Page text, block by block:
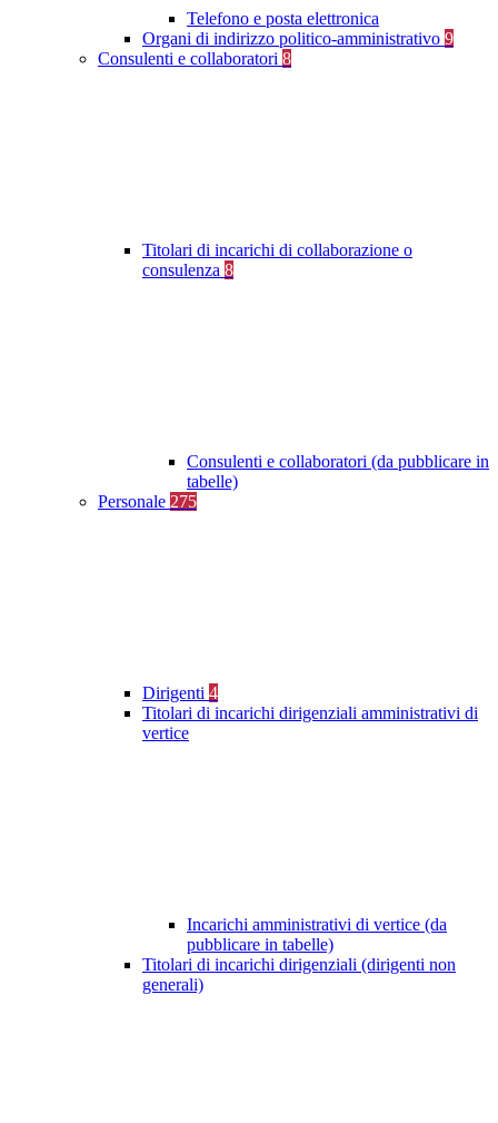
Telefono e posta elettronica
Organi di indirizzo politico-amministrativo 9
Consulenti e collaboratori 8
Titolari di incarichi di collaborazione o
consulenza 8
Consulenti e collaboratori (da pubblicare in
tabelle)
Personale 275
Dirigenti 4
Titolari di incarichi dirigenziali amministrativi di
vertice
Incarichi amministrativi di vertice (da
pubblicare in tabelle)
Titolari di incarichi dirigenziali (dirigenti non
generali)